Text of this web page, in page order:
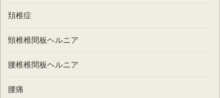
頚椎症
頸椎椎間板ヘルニア
腰椎椎間板ヘルニア
腰痛